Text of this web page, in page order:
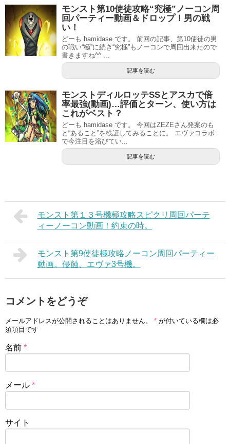
モンスト第10使徒攻略“究極”ノーコン周
回パーティー動画＆ドロップ！男の戦
い！
どーも hamidase です。 前回の記事、第10使徒の男
の戦い“極”に続き“究極”もノーコンで周回出来たので
書きますね^^ ...
記事を読む
モンストディルロッテSSとアスカで倍
率最強(動画)…評価とターン、使い方は
これがベスト？
どーも hamidase です。 今回はZEZEさん発案のも
と“あること”を検証してみることに。 エヴァコラボ
で今注目を浴びてい...
記事を読む
モンスト第１３号機極攻略スピクリ周回パーテ
ィーノーコン動画！約束の時。
モンスト第9使徒極攻略ノーコン周回パーティー
動画。侵蝕、エヴァ3号機。
コメントをどうぞ
メールアドレスが公開されることはありません。 * が付いている欄は必
須項目です
名前 *
メール *
サイト